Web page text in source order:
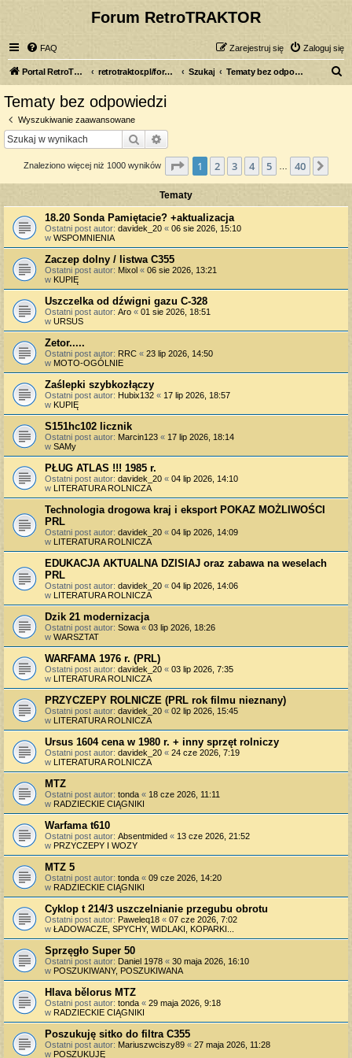
Forum RetroTRAKTOR
FAQ Zaloguj się
Zarejestruj się
Portal RetroTRAKTOR.pl retrotraktor.pl/forum Szukaj Tematy bez odpowiedzi
Tematy bez odpowiedzi
Wyszukiwanie zaawansowane
Szukaj
Znaleziono więcej niż 1000 wyników Strona z40
1 2 3 4 5 40
Tematy
18.20 Sonda Pamiętacie? +aktualizacja
Ostatni post autor: davidek_20 « 06 sie 2026, 15:10
w WSPOMNIENIA
Zaczep dolny / listwa C355
Ostatni post autor: Mixol « 06 sie 2026, 13:21
w KUPIĘ
Uszczelka od dźwigni gazu C-328
Ostatni post autor: Aro « 01 sie 2026, 18:51
w URSUS
Zetor.....
Ostatni post autor: RRC « 23 lip 2026, 14:50
w MOTO-OGÓLNIE
Zaślepki szybkozłączy
Ostatni post autor: Hubix132 « 17 lip 2026, 18:57
w KUPIĘ
S151hc102 licznik
Ostatni post autor: Marcin123 « 17 lip 2026, 18:14
w SAMy
PŁUG ATLAS !!! 1985 r.
Ostatni post autor: davidek_20 « 04 lip 2026, 14:10
w LITERATURA ROLNICZA
Technologia drogowa kraj i eksport POKAZ MOŻLIWOŚCI
PRL
Ostatni post autor: davidek_20 « 04 lip 2026, 14:09
w LITERATURA ROLNICZA
EDUKACJA AKTUALNA DZISIAJ oraz zabawa na weselach
PRL
Ostatni post autor: davidek_20 « 04 lip 2026, 14:06
w LITERATURA ROLNICZA
Dzik 21 modernizacja
Ostatni post autor: Sowa « 03 lip 2026, 18:26
w WARSZTAT
WARFAMA 1976 r. (PRL)
Ostatni post autor: davidek_20 « 03 lip 2026, 7:35
w LITERATURA ROLNICZA
PRZYCZEPY ROLNICZE (PRL rok filmu nieznany)
Ostatni post autor: davidek_20 « 02 lip 2026, 15:45
w LITERATURA ROLNICZA
Ursus 1604 cena w 1980 r. + inny sprzęt rolniczy
Ostatni post autor: davidek_20 « 24 cze 2026, 7:19
w LITERATURA ROLNICZA
MTZ
Ostatni post autor: tonda « 18 cze 2026, 11:11
w RADZIECKIE CIĄGNIKI
Warfama t610
Ostatni post autor: Absentmided « 13 cze 2026, 21:52
w PRZYCZEPY I WOZY
MTZ 5
Ostatni post autor: tonda « 09 cze 2026, 14:20
w RADZIECKIE CIĄGNIKI
Cyklop t 214/3 uszczelnianie przegubu obrotu
Ostatni post autor: Paweleq18 « 07 cze 2026, 7:02
w ŁADOWACZE, SPYCHY, WIDLAKI, KOPARKI...
Sprzęgło Super 50
Ostatni post autor: Daniel 1978 « 30 maja 2026, 16:10
w POSZUKIWANY, POSZUKIWANA
Hlava bělorus MTZ
Ostatni post autor: tonda « 29 maja 2026, 9:18
w RADZIECKIE CIĄGNIKI
Poszukuję sitko do filtra C355
Ostatni post autor: Mariuszwciszy89 « 27 maja 2026, 11:28
w POSZUKUJĘ